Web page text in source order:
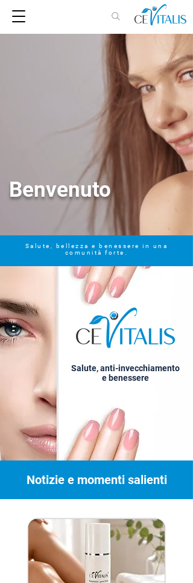
Benvenuto
Salute, bellezza e benessere in una
comunità forte.
Salute, anti-invecchiamento
e benessere
Notizie e momenti salienti